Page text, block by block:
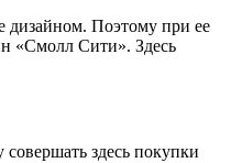
дизайном. Поэтому при ее
«Смолл Сити». Здесь
здесь покупки